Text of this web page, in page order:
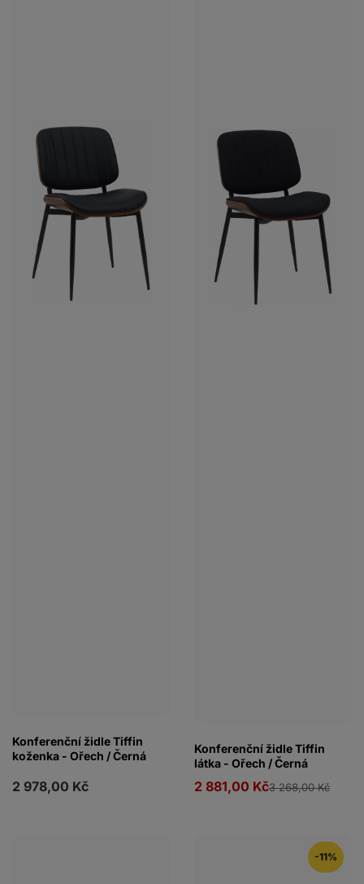
Konferenční židle Tiffin
koženka - Ořech / Černá
2 978,00 Kč
Konferenční židle Tiffin
látka - Ořech / Černá
2 881,00 Kč3 268,00 Kč
-11%